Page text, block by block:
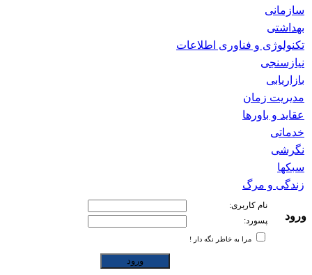
سازمانی
بهداشتی
تکنولوژی و فناوری اطلاعات
نیازسنجی
بازاریابی
مدیریت زمان
عقاید و باورها
خدماتی
نگرشی
سبکها
زندگی و مرگ
ورود
نام کاربری:
پسورد:
مرا به خاطر نگه دار !